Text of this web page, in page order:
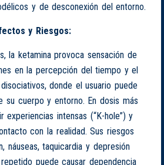
y de desconexión del entorno.
y Riesgos:
la ketamina provoca sensación de
en la percepción del tiempo y el
donde el usuario puede
su cuerpo y entorno. En dosis más
experiencias intensas (“K-hole”) y
con la realidad. Sus riesgos
náuseas, taquicardia y depresión
puede causar dependencia